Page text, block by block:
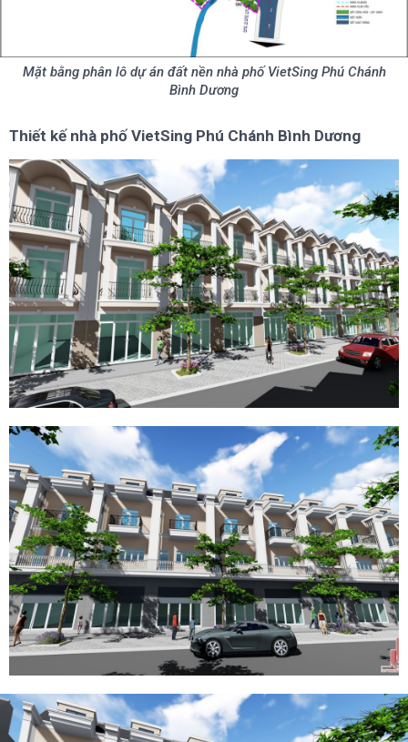
Mặt bằng phân lô dự án đất nền nhà phố VietSing Phú Chánh
Bình Dương
Thiết kế nhà phố VietSing Phú Chánh Bình Dương